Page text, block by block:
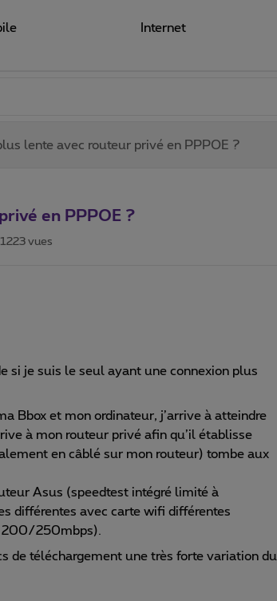
Internet
lente avec routeur privé en PPPOE ?
en PPPOE ?
1223 vues
si je suis le seul ayant une connexion plus
Bbox et mon ordinateur, j’arrive à atteindre
à mon routeur privé afin qu’il établisse
en câblé sur mon routeur) tombe aux
Asus (speedtest intégré limité à
différentes avec carte wifi différentes
200/250mbps).
de téléchargement une très forte variation du